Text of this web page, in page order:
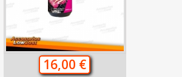
16,00 €